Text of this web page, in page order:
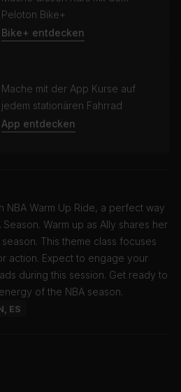
Peloton Bike+
Bike+ entdecken
Mache mit der App Kurse auf
jedem stationären Fahrrad
App entdecken
NBA Warm Up Ride, a perfect way
Warm up as Ally shares her
This theme class focuses
action. Expect to engage your
during this session. Get ready to
of the NBA season.
ES